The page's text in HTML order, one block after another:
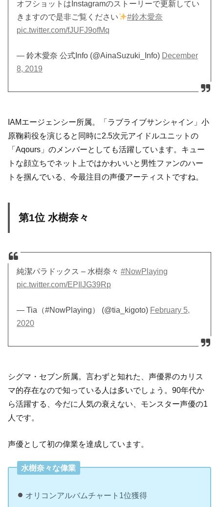
オフショットはInstagramのストーリーで更新してい
きますので是非ご覧ください
#鈴木愛奈
pic.twitter.com/fJUFJ9ofMq
— 鈴木愛奈 公式Info (@AinaSuzuki_Info) December
8, 2019
IAMエージェンシー所属。「ラブライブサンシャイン」小
原鞠莉役を演じると同時に2.5次元アイドルユニットの
「Aqours」のメンバーとしても活躍しています。キュー
トな顔立ちでネット上ではかわいいと男性ファンのハー
トを掴んでいる、今最注目の声優アーティストですね。
第1位 水樹奈々
純潔パラドックス – 水樹奈々#NowPlaying
pic.twitter.com/EPIlJG39Rp
— Tia（#NowPlaying） (@tia_kigoto) February 5,
2020
シグマ・セブン所属。言わずと知れた、声優界のカリス
マ的存在なので知っている人は多いでしょう。90年代か
ら活躍する、今だに人気の衰えない、モンスター声優の1
人です。
声優として初の偉業を達成しています。
水樹奈々な偉業
オリコンアルバムチャート1位獲得